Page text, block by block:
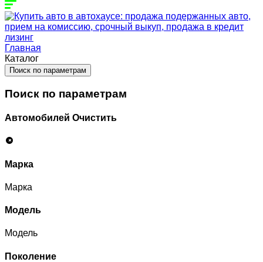
Главная
Каталог
Поиск по параметрам
Поиск по параметрам
Автомобилей Очистить
Марка
Марка
Модель
Модель
Поколение